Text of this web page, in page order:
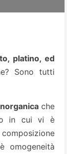
platino, ed
Sono tutti
che
in cui vi è
omogeneità